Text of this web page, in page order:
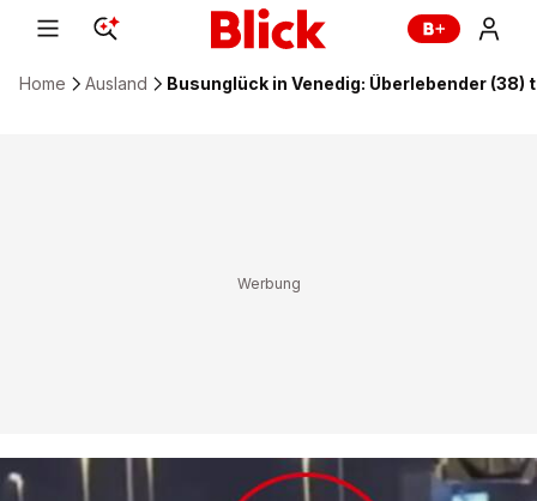
Home Ausland Busunglück in Venedig: Überlebender (38)